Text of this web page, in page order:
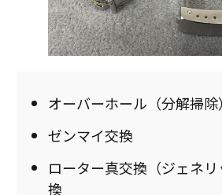
オーバーホール（分解掃除）
ゼンマイ交換
ローター真交換（ジェネ
換